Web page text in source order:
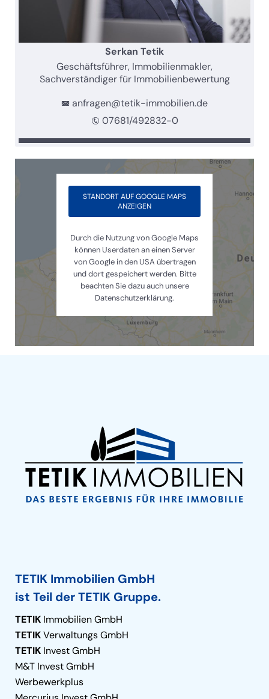
Serkan Tetik
Geschäftsführer, Immobilienmakler,
Sachverständiger für Immobilienbewertung
anfragen@tetik-immobilien.de
07681/492832-0
STANDORT AUF GOOGLE MAPS
ANZEIGEN
Durch die Nutzung von Google Maps
können Userdaten an einen Server
von Google in den USA übertragen
und dort gespeichert werden. Bitte
beachten Sie dazu auch unsere
Datenschutzerklärung.
TETIK Immobilien GmbH
ist Teil der TETIK Gruppe.
TETIK Immobilien GmbH
TETIKVerwaltungs GmbH
TETIK Invest GmbH
M&T Invest GmbH
Werbewerkplus